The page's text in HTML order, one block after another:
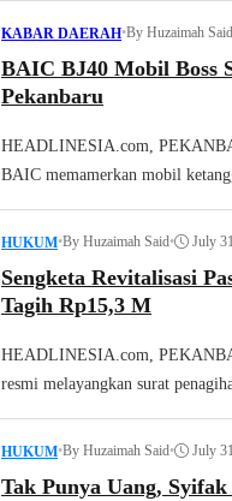
KABAR DAERAH•By Huzaimah Said
BAIC BJ40 Mobil Boss
Pekanbaru
HEADLINESIA.com,
BAIC memamerkan mobil
HUKUM•By Huzaimah Said• July
Sengketa Revitalisasi
Tagih Rp15,3 M
HEADLINESIA.com,
resmi melayangkan surat
HUKUM•By Huzaimah Said• July
Tak Punya Uang,